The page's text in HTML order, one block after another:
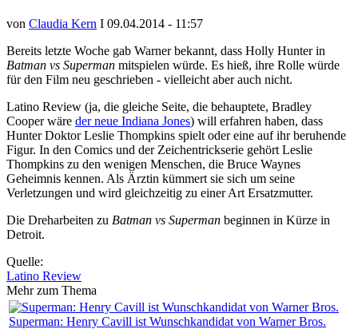
von Claudia Kern I 09.04.2014 - 11:57
Bereits letzte Woche gab Warner bekannt, dass Holly Hunter in
Batman vs Superman mitspielen würde. Es hieß, ihre Rolle würde
für den Film neu geschrieben - vielleicht aber auch nicht.
Latino Review (ja, die gleiche Seite, die behauptete, Bradley
Cooper wäre der neue Indiana Jones) will erfahren haben, dass
Hunter Doktor Leslie Thompkins spielt oder eine auf ihr beruhende
Figur. In den Comics und der Zeichentrickserie gehört Leslie
Thompkins zu den wenigen Menschen, die Bruce Waynes
Geheimnis kennen. Als Ärztin kümmert sie sich um seine
Verletzungen und wird gleichzeitig zu einer Art Ersatzmutter.
Die Dreharbeiten zu Batman vs Superman beginnen in Kürze in
Detroit.
Quelle:
Latino Review
Mehr zum Thema
Superman: Henry Cavill ist Wunschkandidat von Warner Bros.